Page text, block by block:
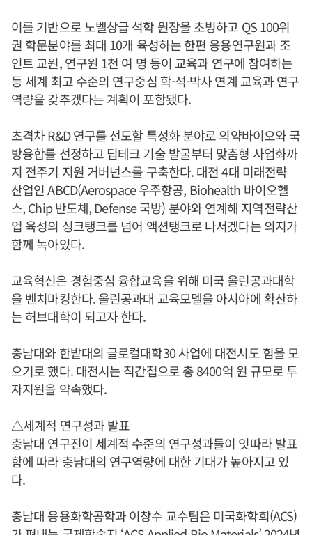
이를 기반으로 노벨상급 석학 원장을 초빙하고 QS 100위
권 학문분야를 최대 10개 육성하는 한편 응용연구원과 조
인트 교원, 연구원 1천 여 명 등이 교육과 연구에 참여하는
등 세계 최고 수준의 연구중심 학-석-박사 연계 교육과 연구
역량을 갖추겠다는 계획이 포함됐다.
초격차 R&D 연구를 선도할 특성화 분야로 의약바이오와 국
방융합를 선정하고 딥테크 기술 발굴부터 맞춤형 사업화까
지 전주기 지원 거버넌스를 구축한다. 대전 4대 미래전략
산업인 ABCD(Aerospace 우주항공, Biohealth 바이오헬
스, Chip 반도체, Defense 국방) 분야와 연계해 지역전략산
업 육성의 싱크탱크를 넘어 액션탱크로 나서겠다는 의지가
함께 녹아있다.
교육혁신은 경험중심 융합교육을 위해 미국 올린공과대학
을 벤치마킹한다. 올린공과대 교육모델을 아시아에 확산하
는 허브대학이 되고자 한다.
충남대와 한밭대의 글로컬대학30 사업에 대전시도 힘을 모
으기로 했다. 대전시는 직간접으로 총 8400억 원 규모로 투
자지원을 약속했다.
△세계적 연구성과 발표
충남대 연구진이 세계적 수준의 연구성과들이 잇따라 발표
함에 따라 충남대의 연구역량에 대한 기대가 높아지고 있
다.
충남대 응용화학공학과 이창수 교수팀은 미국화학회(ACS)